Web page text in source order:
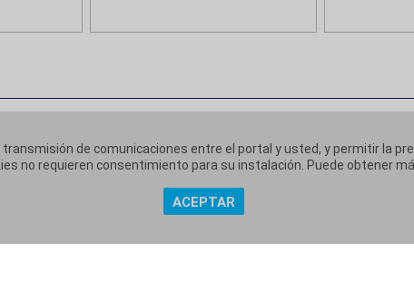
de comunicaciones entre el portal y usted, y permitir la
no requieren consentimiento para su instalación. Puede obtener
ACEPTAR